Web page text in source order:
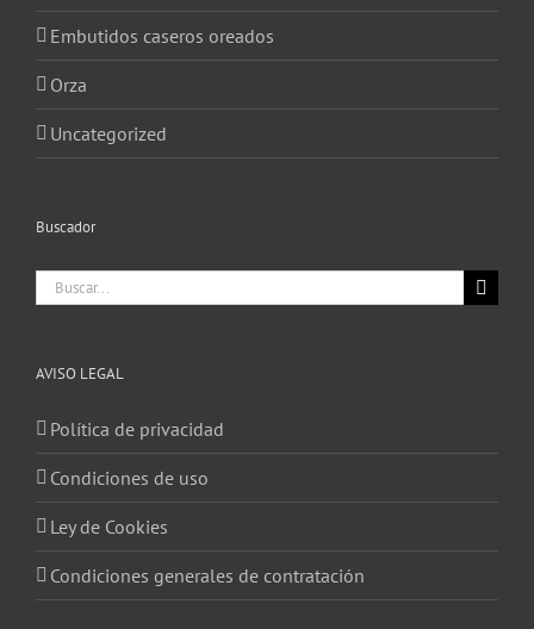
Embutidos caseros oreados
Orza
Uncategorized
Buscador
Buscar:
AVISO LEGAL
Política de privacidad
Condiciones de uso
Ley de Cookies
Condiciones generales de contratación